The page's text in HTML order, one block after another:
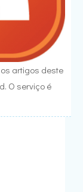
artigos deste
O serviço é